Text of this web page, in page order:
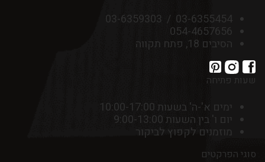
03-6355454
/
03-6359303
054-4657656
הסיבים 18, פתח תקווה
שעות פתיחה
ימים א'-ה' בשעות 10:00-17:00
יום ו' בין השעות 9:00-13:00
מוזמנים לקפוץ לביקור
סוגי הפרקטים